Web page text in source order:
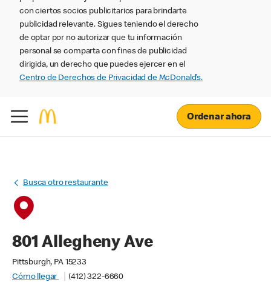
con ciertos socios publicitarios para brindarte
publicidad relevante. Sigues teniendo el derecho
de optar por no autorizar que tu información
personal se comparta con fines de publicidad
dirigida, un derecho que puedes ejercer en el
Centro de Derechos de Privacidad de McDonald’s.
Ordenar ahora
Busca otro restaurante
801 Allegheny Ave
Pittsburgh, PA 15233
Cómo llegar
(412) 322-6660